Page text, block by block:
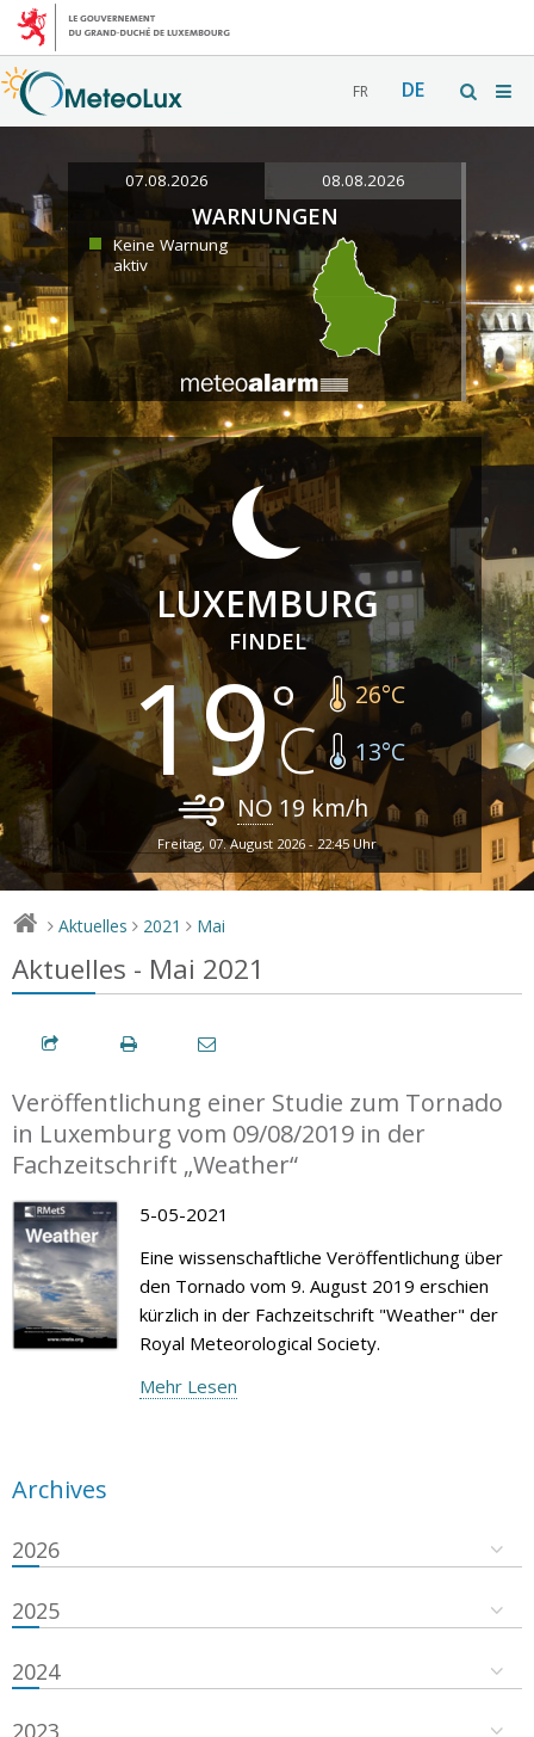
FR DE
07.08.2026 08.08.2026
WARNUNGEN
Keine Warnung
aktiv
LUXEMBURG
FINDEL
19 26°C
13°C
NO 19 km/h
Freitag, 07. August 2026 - 22:45 Uhr
> Aktuelles > 2021 > Mai
Aktuelles - Mai 2021
Veröffentlichung einer Studie zum Tornado
in Luxemburg vom 09/08/2019 in der
Fachzeitschrift „Weather“
5-05-2021
Eine wissenschaftliche Veröffentlichung über
den Tornado vom 9. August 2019 erschien
kürzlich in der Fachzeitschrift "Weather" der
Royal Meteorological Society.
Mehr Lesen
Archives
2026
2025
2024
2023